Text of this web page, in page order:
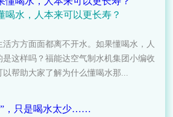
喝水，人本来可以更长寿？
方方面面都离不开水。如果懂喝水，人
这样吗？福能达空气制水机集团小编收
帮助大家了解为什么懂喝水那...